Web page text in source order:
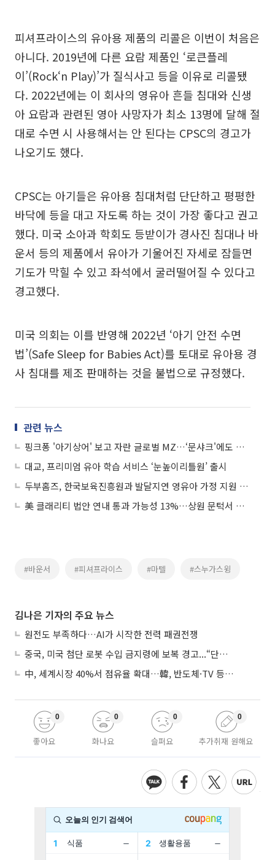
피셔프라이스의 유아용 제품의 리콜은 이번이 처음은
아니다. 2019년에 다른 요람 제품인 ‘로큰플레
이’(Rock‘n Play)’가 질식사고 등을 이유로 리콜됐
다. 2022년에는 이 회사의 영유아 흔들 침대와 신생
아 요람과 관련된 영아 사망자가 최소 13명에 달해 절
대로 수면 시 사용해서는 안 된다는 CPSC의 경고가
나오기도 했다.
CPSC는 아기들은 유아용 침대처럼 단단하고 평평한
바닥에 등을 대고 자도록 하는 것이 가장 좋다고 권고
했다. 미국 소아과 학회도 등받이가 경사진 침대나 바
운서 등의 제품에서 유아가 기울어진 자세로 잠들면
기도가 막힐 수 있고 좌석에서 굴러떨어질 수 있다고
경고했다.
미국 의회는 이를 반영해 2022년 ‘아기 안전 수면
법’(Safe Sleep for Babies Act)를 토대로 유아용 경
사 침대를 제조 판매하는 것을 불법으로 규정했다.
관련 뉴스
핑크퐁 '아기상어' 보고 자란 글로벌 MZ…‘문샤크'에도 홀릭
대교, 프리미엄 유아 학습 서비스 ‘눈높이리틀원’ 출시
두부홈즈, 한국보육진흥원과 발달지연 영유아 가정 지원 사업 추진
美 클래리티 법안 연내 통과 가능성 13%…상원 문턱서 제동
#바운서 #피셔프라이스 #마텔 #스누가스윙
김나은 기자의 주요 뉴스
원전도 부족하다…AI가 시작한 전력 패권전쟁
중국, 미국 첨단 로봇 수입 금지령에 보복 경고...“단호히 대응”
中, 세계시장 40%서 점유율 확대…韓, 반도체·TV 등 4개 품목 1위
좋아요
0
화나요
0
슬퍼요
0
추가취재 원해요
0